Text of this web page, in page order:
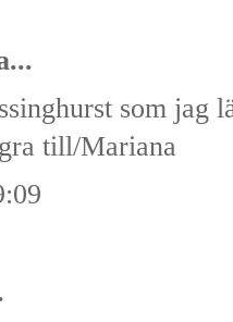
som jag
till/Mariana